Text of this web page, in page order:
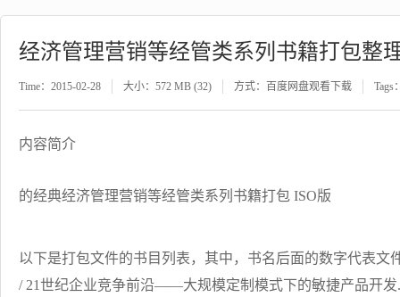
经济管理营销等经管类系列书籍打包整
Time：2015-02-28 大小：572 MB (32) 方式：百度网盘观看下载 Tags
内容简介
的经典经济管理营销等经管类系列书籍打包 ISO版
以下是打包文件的书目列表，其中，书名后面的数字代表文
/ 21世纪企业竞争前沿——大规模定制模式下的敏捷产品开发